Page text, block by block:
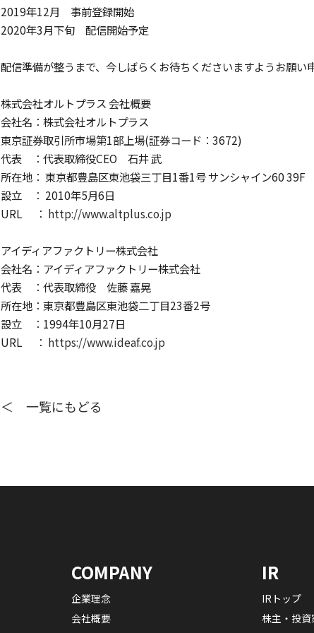
2019年12月 事前登録開始
2020年3月下旬 配信開始予定
配信準備が整うまで、今しばらくお待ちくださいますようお願い
株式会社オルトプラス 会社概要
会社名：株式会社オルトプラス
東京証券取引所市場第1部上場(証券コード：3672)
代表 ：代表取締役CEO 石井 武
所在地： 東京都豊島区東池袋三丁目1番1号 サンシャイン60 39F
設立 ： 2010年5月6日
URL ： http://www.altplus.co.jp
アイディアファクトリー株式会社
会社名：アイディアファクトリー株式会社
代表 ：代表取締役 佐藤 嘉晃
所在地：東京都豊島区東池袋二丁目23番2号
設立 ：1994年10月27日
URL ： https://www.ideaf.co.jp
＜ 一覧にもどる
COMPANY
企業理念
会社概要
IR
IRトップ
株主・投